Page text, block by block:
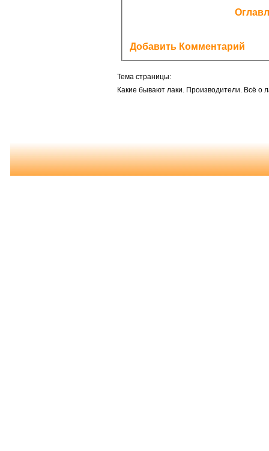
Добавить Комментарий
Тема страницы:
Какие бывают лаки. Производители. Всё о